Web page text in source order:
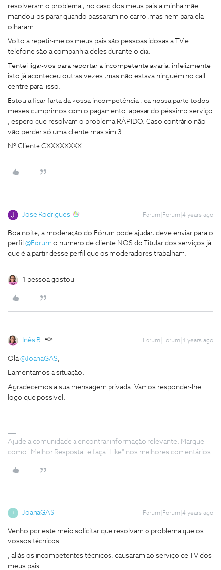
resolveram o problema , no caso dos meus pais a minha mãe
mandou-os parar quando passaram no carro ,mas nem para ela
olharam.
Volto a repetir-me os meus pais são pessoas idosas a TV e
telefone são a companhia deles durante o dia.
Tentei ligar-vos para reportar a incompetente avaria, infelizmente
isto já aconteceu outras vezes ,mas não estava ninguém no call
centre para isso.
Estou a ficar farta da vossa incompetência , da nossa parte todos
meses cumprimos com o pagamento apesar do péssimo serviço
, espero que resolvam o problema RÁPIDO. Caso contrário não
vão perder só uma cliente mas sim 3.
Nº Cliente CXXXXXXXX
Jose Rodrigues Forum|Forum|4 years ago
Boa noite, a moderação do Fórum pode ajudar, deve enviar para o
perfil @Fórum o numero de cliente NOS do Titular dos serviços já
que é a partir desse perfil que os moderadores trabalham.
1 pessoa gostou
Inês B. Forum|Forum|4 years ago
Olá@JoanaGAS,
Lamentamos a situação.
Agradecemos a sua mensagem privada. Vamos responder-lhe
logo que possível.
Ajude a comunidade a encontrar informação relevante. Marque
como "Melhor Resposta" e faça "Like" nos melhores comentários.
JoanaGAS Forum|Forum|4 years ago
Venho por este meio solicitar que resolvam o problema que os
vossos técnicos
, aliás os incompetentes técnicos, causaram ao serviço de TV dos
meus pais.